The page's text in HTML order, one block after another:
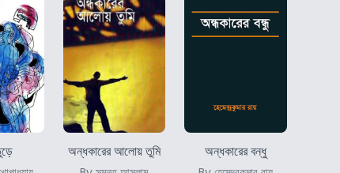
অন্ধকারের আলোয় তুমি অন্ধকারের বন্ধু